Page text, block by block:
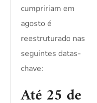
cumpririam em
agosto é
reestruturado nas
seguintes datas-
chave:
Até 25 de